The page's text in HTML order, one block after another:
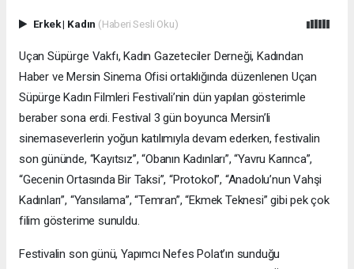
Erkek| Kadın (Haberi Sesli Oku)
Uçan Süpürge Vakfı, Kadın Gazeteciler Derneği, Kadından
Haber ve Mersin Sinema Ofisi ortaklığında düzenlenen Uçan
Süpürge Kadın Filmleri Festivali’nin dün yapılan gösterimle
beraber sona erdi. Festival 3 gün boyunca Mersin’li
sinemaseverlerin yoğun katılımıyla devam ederken, festivalin
son gününde, “Kayıtsız”, “Obanın Kadınları”, “Yavru Karınca”,
“Gecenin Ortasında Bir Taksi”, “Protokol”, “Anadolu’nun Vahşi
Kadınları”, “Yansılama”, “Temran”, “Ekmek Teknesi” gibi pek çok
filim gösterime sunuldu.
Festivalin son günü, Yapımcı Nefes Polat’ın sunduğu